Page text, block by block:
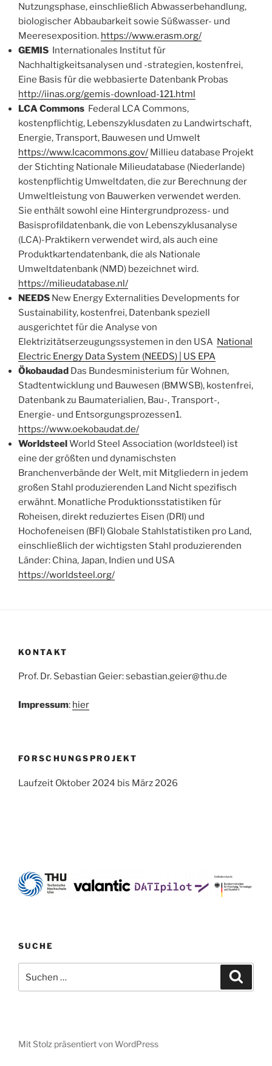
Nutzungsphase, einschließlich Abwasserbehandlung,
biologischer Abbaubarkeit sowie Süßwasser- und
Meeresexposition. https://www.erasm.org/
GEMIS Internationales Institut für
Nachhaltigkeitsanalysen und -strategien, kostenfrei,
Eine Basis für die webbasierte Datenbank Probas
http://iinas.org/gemis-download-121.html
LCA Commons Federal LCA Commons,
kostenpflichtig, Lebenszyklusdaten zu Landwirtschaft,
Energie, Transport, Bauwesen und Umwelt
https://www.lcacommons.gov/ Millieu database Projekt
der Stichting Nationale Milieudatabase (Niederlande)
kostenpflichtig Umweltdaten, die zur Berechnung der
Umweltleistung von Bauwerken verwendet werden.
Sie enthält sowohl eine Hintergrundprozess- und
Basisprofildatenbank, die von Lebenszyklusanalyse
(LCA)-Praktikern verwendet wird, als auch eine
Produktkartendatenbank, die als Nationale
Umweltdatenbank (NMD) bezeichnet wird.
https://milieudatabase.nl/
NEEDS New Energy Externalities Developments for
Sustainability, kostenfrei, Datenbank speziell
ausgerichtet für die Analyse von
Elektrizitätserzeugungssystemen in den USA National
Electric Energy Data System (NEEDS) | US EPA
Ökobaudad Das Bundesministerium für Wohnen,
Stadtentwicklung und Bauwesen (BMWSB), kostenfrei,
Datenbank zu Baumaterialien, Bau-, Transport-,
Energie- und Entsorgungsprozessen1.
https://www.oekobaudat.de/
WorldsteelWorld Steel Association (worldsteel) ist
eine der größten und dynamischsten
Branchenverbände der Welt, mit Mitgliedern in jedem
großen Stahl produzierenden Land Nicht spezifisch
erwähnt. Monatliche Produktionsstatistiken für
Roheisen, direkt reduziertes Eisen (DRI) und
Hochofeneisen (BFI) Globale Stahlstatistiken pro Land,
einschließlich der wichtigsten Stahl produzierenden
Länder: China, Japan, Indien und USA
https://worldsteel.org/
KONTAKT
Prof. Dr. Sebastian Geier: sebastian.geier@thu.de
Impressum: hier
FORSCHUNGSPROJEKT
Laufzeit Oktober 2024 bis März 2026
SUCHE
nach:
Mit Stolz präsentiert von WordPress